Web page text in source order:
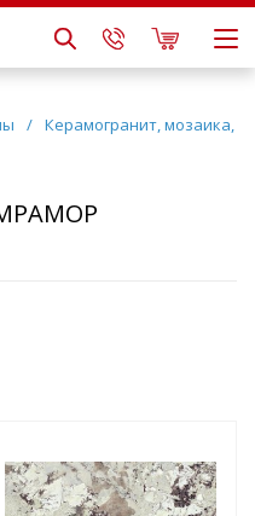
/ Керамогранит, мозаика,